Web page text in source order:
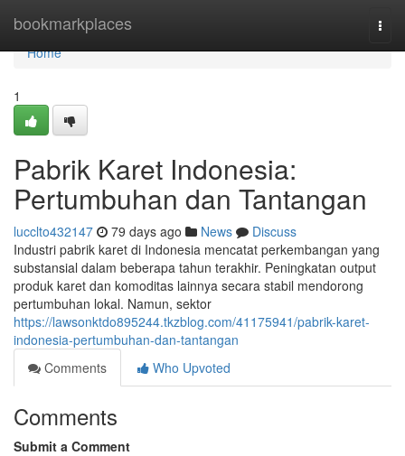
bookmarkplaces
Home
Home
1
Pabrik Karet Indonesia:
Pertumbuhan dan Tantangan
lucclto432147 79 days ago News
Discuss
Industri pabrik karet di Indonesia mencatat perkembangan yang
substansial dalam beberapa tahun terakhir. Peningkatan output
produk karet dan komoditas lainnya secara stabil mendorong
pertumbuhan lokal. Namun, sektor
https://lawsonktdo895244.tkzblog.com/41175941/pabrik-karet-
indonesia-pertumbuhan-dan-tantangan
Comments
Who Upvoted
Comments
Submit a Comment